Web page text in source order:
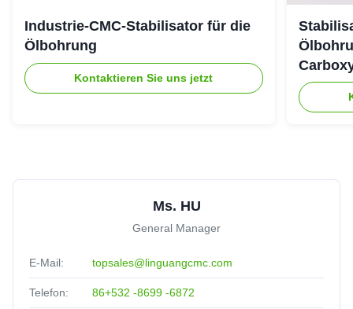
WORKS very well in our beverage application, consistent
quality every time
★★★★★
★★★★★
products. They work perfectly in our production
Industrie-CMC-Stabilisator für die
Ölbohrung
Kontaktieren Sie uns jetzt
Ms. HU
General Manager
E-Mail: topsales@linguangcmc.com
Telefon: 86+532 -8699 -6872